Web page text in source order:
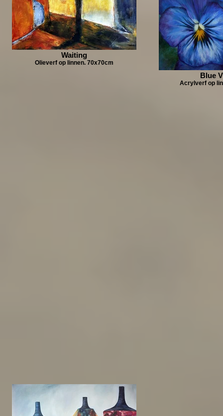
Waiting
Olieverf op linnen. 70x70cm
Blue
Acrylverf op